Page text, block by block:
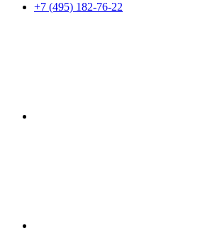
+7 (495) 182-76-22